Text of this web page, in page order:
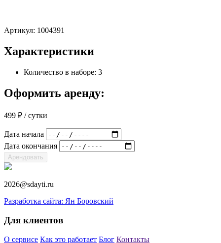
Артикул: 1004391
Характеристики
Количество в наборе: 3
Оформить аренду:
499 ₽ / сутки
Дата начала
Дата окончания
Арендовать
2026@sdayti.ru
Разработка сайта: Ян Боровский
Для клиентов
О сервисе Как это работает Блог Контакты